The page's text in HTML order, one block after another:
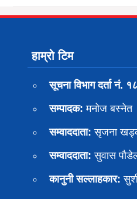
हाम्रो टिम
सूचना विभाग दर्ता नं.
सम्पादक: मनोज बस्नेत
सम्वाददाता: सृजना
सम्वाददाता: सुवास
कानुनी सल्लाहकार: